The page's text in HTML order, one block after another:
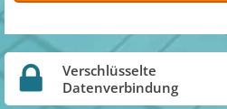
Verschlüsselte
Datenverbindung